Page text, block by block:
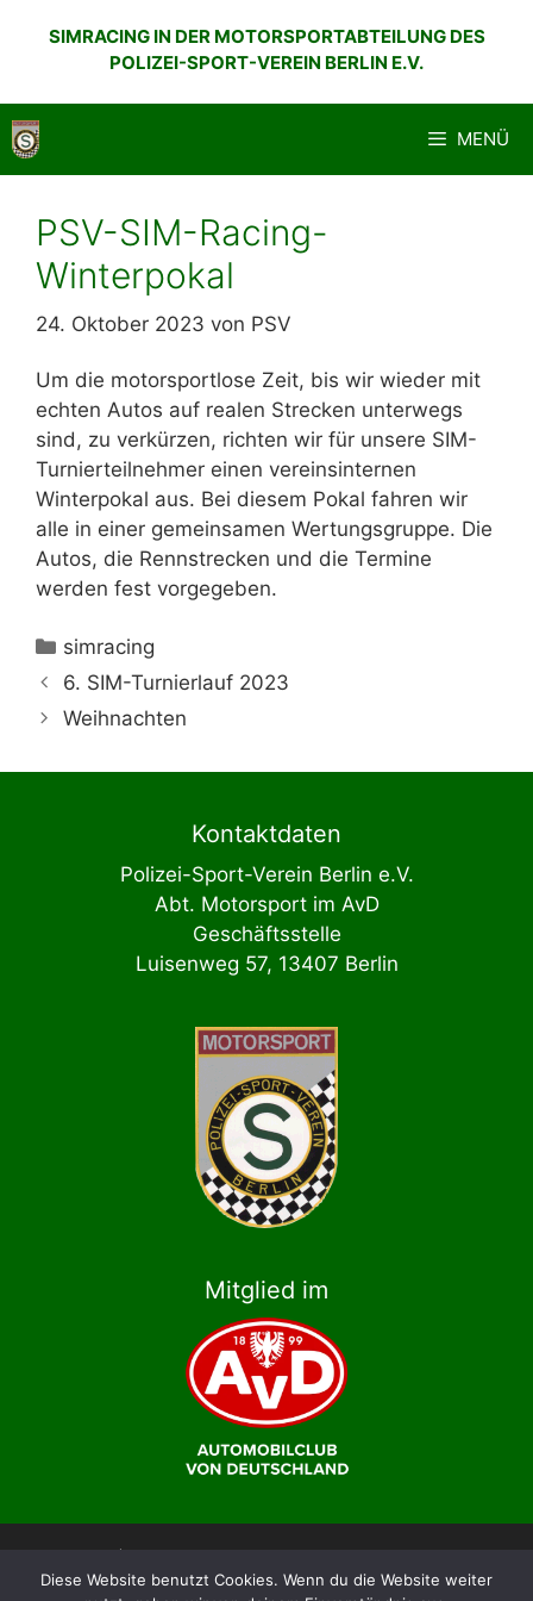
InhaltSIMRACING IN DER MOTORSPORTABTEILUNG DES
POLIZEI-SPORT-VEREIN BERLIN E.V.
MENÜ
PSV-SIM-Racing-
Winterpokal
24. Oktober 2023 von PSV
Um die motorsportlose Zeit, bis wir wieder mit
echten Autos auf realen Strecken unterwegs
sind, zu verkürzen, richten wir für unsere SIM-
Turnierteilnehmer einen vereinsinternen
Winterpokal aus. Bei diesem Pokal fahren wir
alle in einer gemeinsamen Wertungsgruppe. Die
Autos, die Rennstrecken und die Termine
werden fest vorgegeben.
Kategorien
simracing
6. SIM-Turnierlauf 2023
Weihnachten
Kontaktdaten
Polizei-Sport-Verein Berlin e.V.
Abt. Motorsport im AvD
Geschäftsstelle
Luisenweg 57, 13407 Berlin
Mitglied im
Motorsport im AvD
Diese Website benutzt Cookies. Wenn du die Website weiter